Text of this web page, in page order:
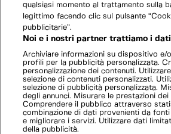
qualsiasi momento al trattamento sulla
legittimo facendo clic sul pulsante
pubblicitarie”.
Noi e i nostri partner trattiamo i
Archiviare informazioni su dispositivo e/
profili per la pubblicità personalizzata.
personalizzazione dei contenuti.
selezione di contenuti personalizzati.
selezione di pubblicità personalizzata.
degli annunci. Misurare le prestazioni dei
Comprendere il pubblico attraverso
combinazione di dati provenienti da
e migliorare i servizi. Utilizzare dati
della pubblicità.